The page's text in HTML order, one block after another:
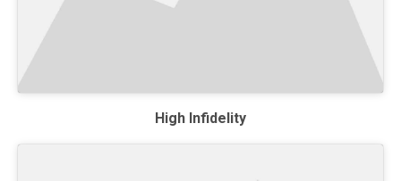
High Infidelity